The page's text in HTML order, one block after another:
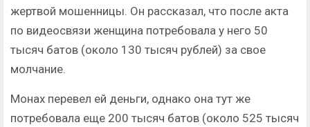
жертвой мошенницы. Он рассказал, что после акта
по видеосвязи женщина потребовала у него 50
тысяч батов (около 130 тысяч рублей) за свое
молчание.
Монах перевел ей деньги, однако она тут же
потребовала еще 200 тысяч батов (около 525 тысяч